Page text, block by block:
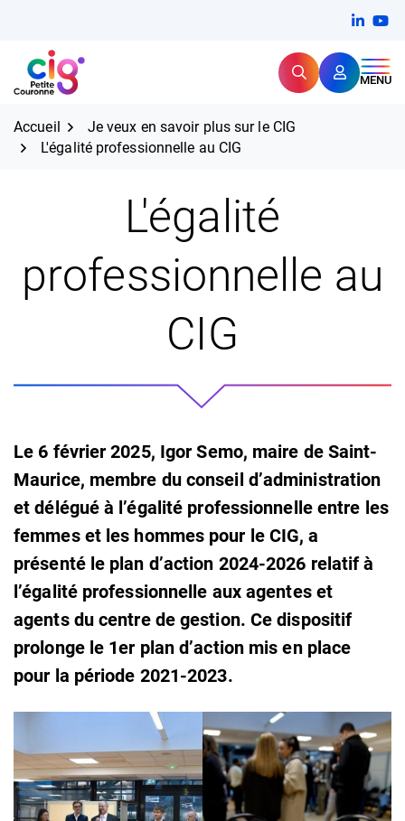
contenu
CIG Petite Couronne RechercherMENU
Expertise et proximité pour
Accueil
Je veux en savoir plus sur le CIG
L'égalité professionnelle au CIG
L'égalité
professionnelle au
CIG
Le 6 février 2025, Igor Semo, maire de Saint-
Maurice, membre du conseil d’administration
et délégué à l’égalité professionnelle entre les
femmes et les hommes pour le CIG, a
présenté le plan d’action 2024-2026 relatif à
l’égalité professionnelle aux agentes et
agents du centre de gestion. Ce dispositif
prolonge le 1er plan d’action mis en place
pour la période 2021-2023.